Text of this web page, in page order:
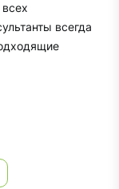
всегда